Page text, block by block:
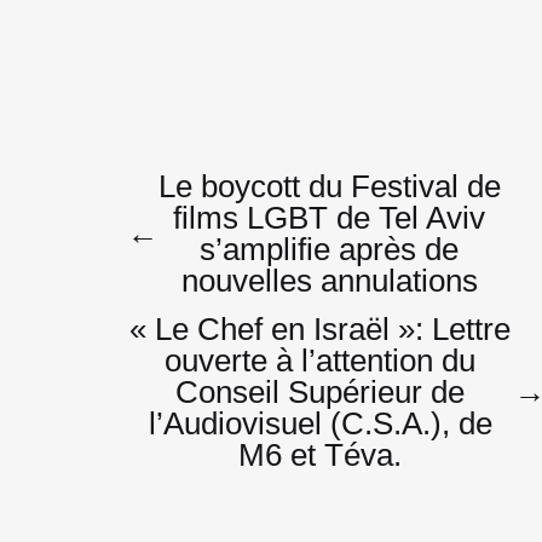
Navigation
de
l’article
←
Le boycott du Festival de
films LGBT de Tel Aviv
s’amplifie après de
nouvelles annulations
« Le Chef en Israël »: Lettre
ouverte à l’attention du
Conseil Supérieur de
l’Audiovisuel (C.S.A.), de
M6 et Téva.
→